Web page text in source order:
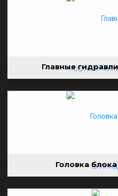
Главные
Головка